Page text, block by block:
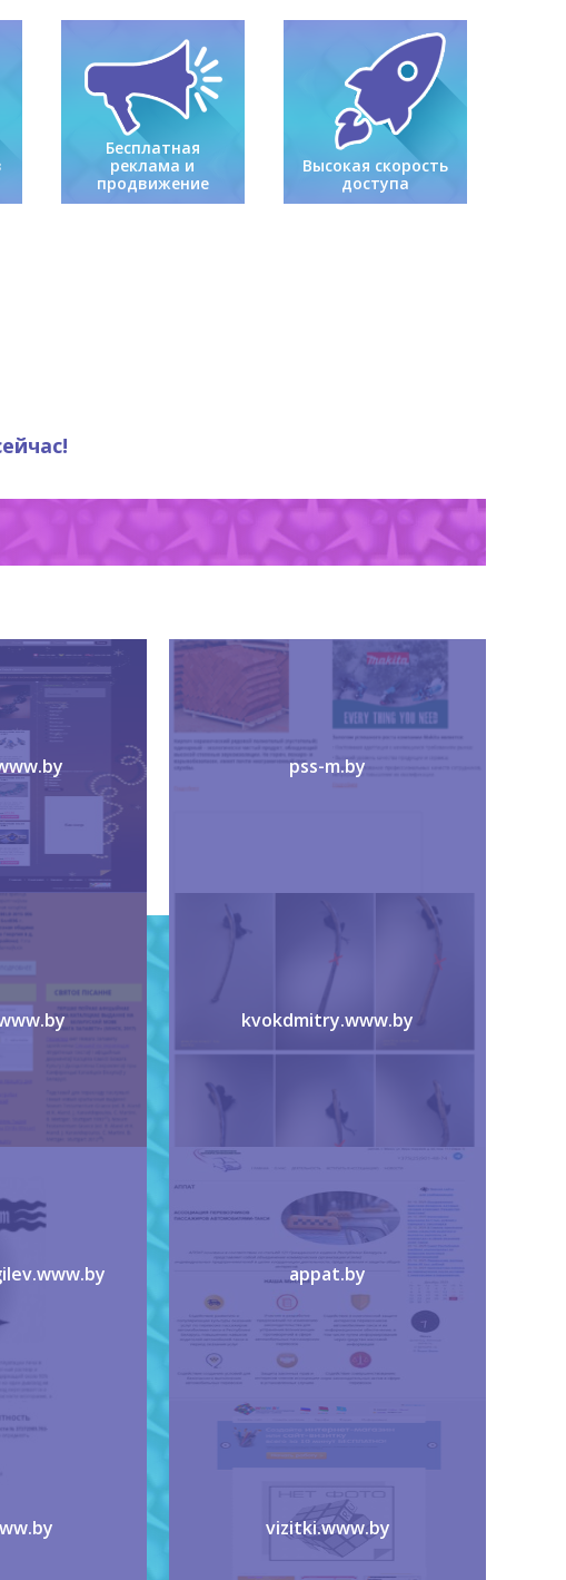
Бесплатная
реклама и
продвижение
Высокая скорость
доступа
pss-m.by
kvokdmitry.www.by
appat.by
vizitki.www.by